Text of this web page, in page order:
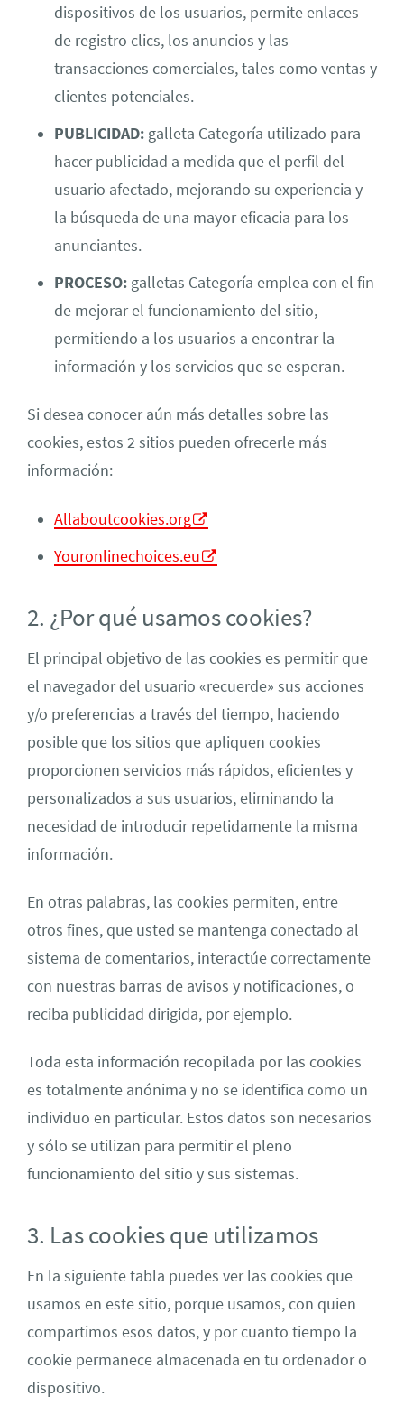
dispositivos de los usuarios, permite enlaces
de registro clics, los anuncios y las
transacciones comerciales, tales como ventas y
clientes potenciales.
PUBLICIDAD: galleta Categoría utilizado para
hacer publicidad a medida que el perfil del
usuario afectado, mejorando su experiencia y
la búsqueda de una mayor eficacia para los
anunciantes.
PROCESO: galletas Categoría emplea con el fin
de mejorar el funcionamiento del sitio,
permitiendo a los usuarios a encontrar la
información y los servicios que se esperan.
Si desea conocer aún más detalles sobre las
cookies, estos 2 sitios pueden ofrecerle más
información:
Allaboutcookies.org
Youronlinechoices.eu
2. ¿Por qué usamos cookies?
El principal objetivo de las cookies es permitir que
el navegador del usuario «recuerde» sus acciones
y/o preferencias a través del tiempo, haciendo
posible que los sitios que apliquen cookies
proporcionen servicios más rápidos, eficientes y
personalizados a sus usuarios, eliminando la
necesidad de introducir repetidamente la misma
información.
En otras palabras, las cookies permiten, entre
otros fines, que usted se mantenga conectado al
sistema de comentarios, interactúe correctamente
con nuestras barras de avisos y notificaciones, o
reciba publicidad dirigida, por ejemplo.
Toda esta información recopilada por las cookies
es totalmente anónima y no se identifica como un
individuo en particular. Estos datos son necesarios
y sólo se utilizan para permitir el pleno
funcionamiento del sitio y sus sistemas.
3. Las cookies que utilizamos
En la siguiente tabla puedes ver las cookies que
usamos en este sitio, porque usamos, con quien
compartimos esos datos, y por cuanto tiempo la
cookie permanece almacenada en tu ordenador o
dispositivo.